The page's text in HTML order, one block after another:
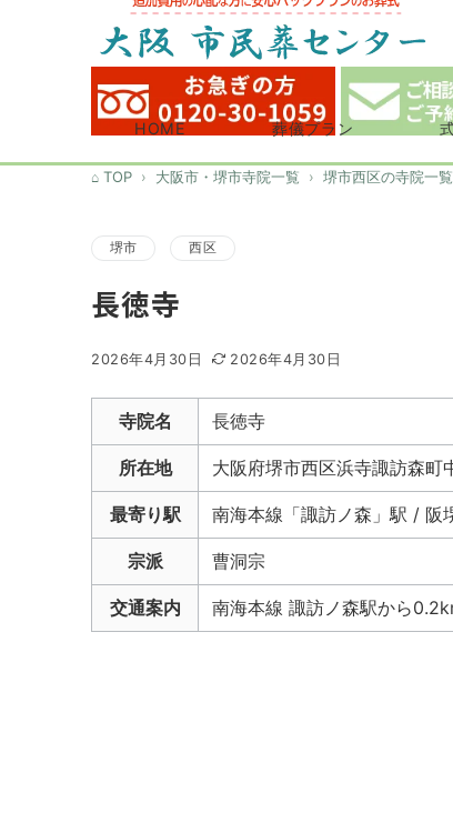
HOME 葬儀プラン
TOP 大阪市・堺市寺院一覧 堺市西区の寺院一覧
堺市 西区
長徳寺
2026年4月30日 2026年4月30日
寺院名 長徳寺
所在地 大阪府堺市西区浜寺諏訪森町
最寄り駅 南海本線「諏訪ノ森」駅 / 阪
宗派 曹洞宗
交通案内 南海本線 諏訪ノ森駅から